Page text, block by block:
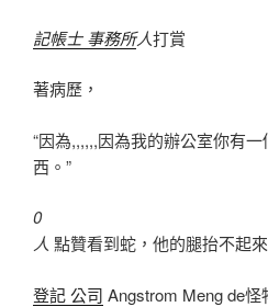
記帳士 事務所人打賞
著病歷，
“因為,,,,,,因為我的辦公室你有
西。”
0
人 點贊看到蛇，他的腿抬不起
登記 公司 Angstrom Meng de